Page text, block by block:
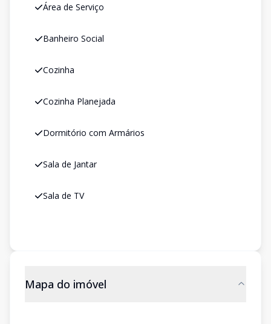
Área de Serviço
Banheiro Social
Cozinha
Cozinha Planejada
Dormitório com Armários
Sala de Jantar
Sala de TV
Mapa do imóvel